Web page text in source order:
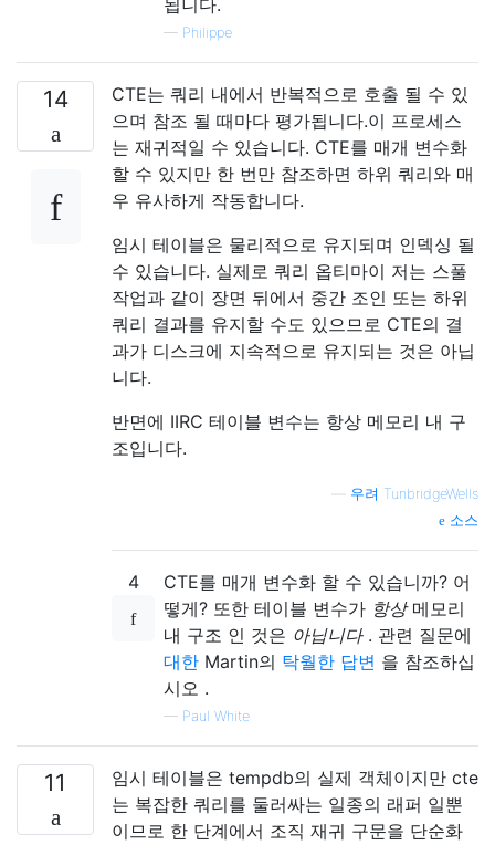
됩니다.
— Philippe
14
CTE는 쿼리 내에서 반복적으로 호출 될 수 있
으며 참조 될 때마다 평가됩니다.이 프로세스
는 재귀적일 수 있습니다. CTE를 매개 변수화
할 수 있지만 한 번만 참조하면 하위 쿼리와 매
우 유사하게 작동합니다.
임시 테이블은 물리적으로 유지되며 인덱싱 될
수 있습니다. 실제로 쿼리 옵티마이 저는 스풀
작업과 같이 장면 뒤에서 중간 조인 또는 하위
쿼리 결과를 유지할 수도 있으므로 CTE의 결
과가 디스크에 지속적으로 유지되는 것은 아닙
니다.
반면에 IIRC 테이블 변수는 항상 메모리 내 구
조입니다.
우려 TunbridgeWells
소스
4
CTE를 매개 변수화 할 수 있습니까? 어
떻게? 또한 테이블 변수가 항상메모리
내 구조 인 것은 아닙니다. 관련 질문에
대한 Martin의 탁월한 답변 을 참조하십
시오 .
— Paul White
11
임시 테이블은 tempdb의 실제 객체이지만 cte
는 복잡한 쿼리를 둘러싸는 일종의 래퍼 일뿐
이므로 한 단계에서 조직 재귀 구문을 단순화